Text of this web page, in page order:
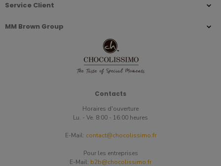
Service Client
MM Brown Group
Contacts
Horaires d'ouverture
Lu. - Ve. 8:00 - 16:00 heures
E-Mail: contact@chocolissimo.fr
Pour les entreprises
E-Mail: b2b@chocolissimo.fr